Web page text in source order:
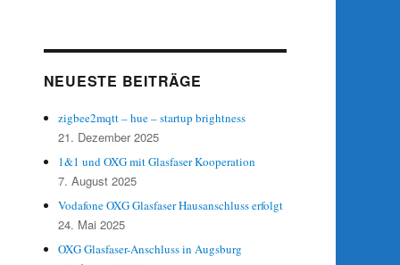
NEUESTE BEITRÄGE
zigbee2mqtt – hue – startup brightness
21. Dezember 2025
1&1 und OXG mit Glasfaser Kooperation
7. August 2025
Vodafone OXG Glasfaser Hausanschluss erfolgt
24. Mai 2025
OXG Glasfaser-Anschluss in Augsburg